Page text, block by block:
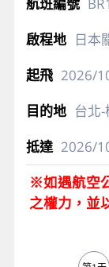
日本
2026/
台北
2026/
※如遇航空
之權力，並